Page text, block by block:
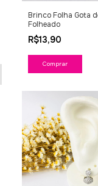
Brinco Folha Gota
Folheado
R$13,90